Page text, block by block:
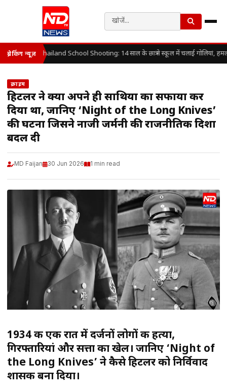
ब्रेकिंग न्यूज़Thailand School Shooting: 14 साल के छात्र ने स्कूल में चलाई गोलियां,
क्राइम
हिटलर ने क्यों अपने ही साथियों का सफाया कर
दिया था, जानिए ‘Night of the Long Knives’
की घटना जिसने नाजी जर्मनी की राजनीतिक दिशा
बदल दी
MD Faijan 30 Jun 2026 1 min read
1934 की एक रात में दर्जनों लोगों की हत्या,
गिरफ्तारियां और सत्ता का खेल। जानिए ‘Night of
the Long Knives’ ने कैसे हिटलर को निर्विवाद
शासक बना दिया।